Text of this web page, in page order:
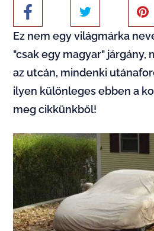
Ez nem egy világmárka
"csak egy magyar" járgány,
az utcán, mindenki
ilyen különleges ebben a
meg cikkünkből!